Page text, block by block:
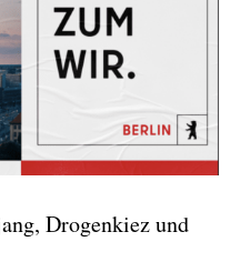
Drogenkiez und